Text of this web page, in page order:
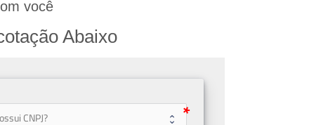
você
Abaixo